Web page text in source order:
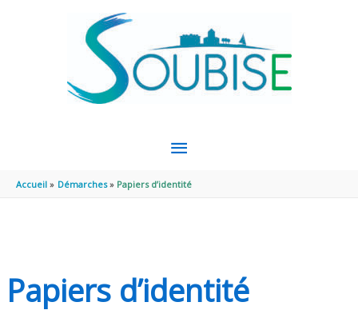
MENU
PRINCIPAL
Accueil Démarches Papiers d’identité
Papiers d’identité